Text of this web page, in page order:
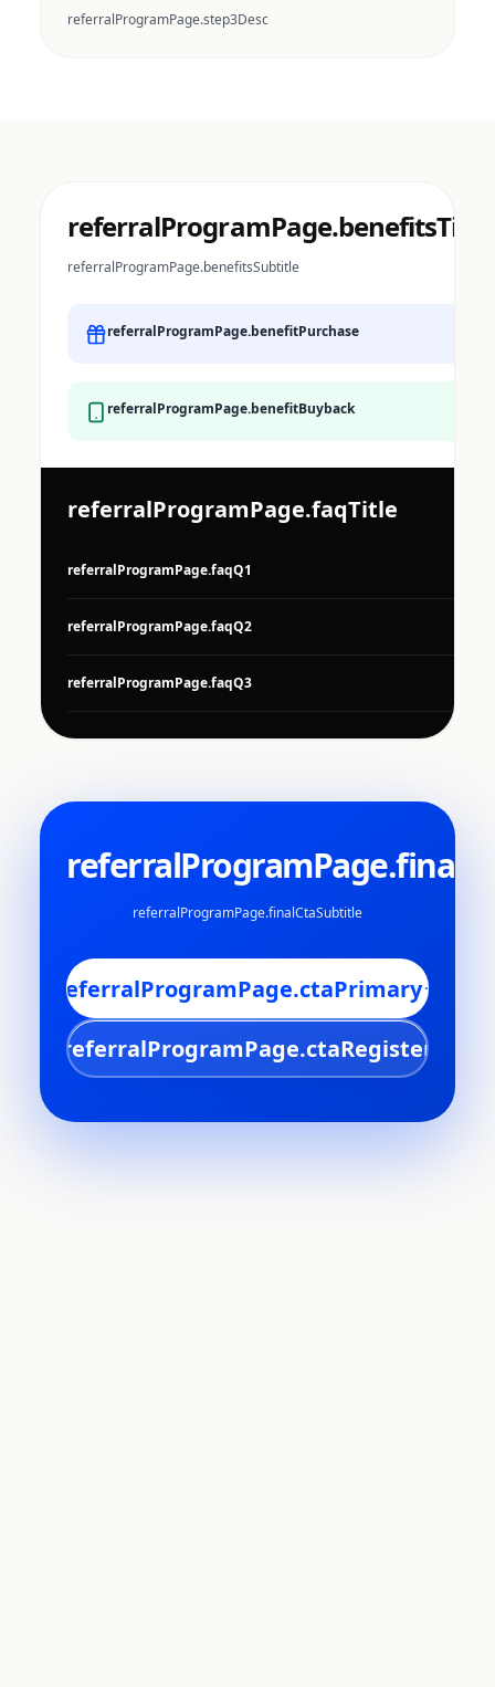
referralProgramPage.step3Desc
referralProgramPage.benefitsTitle
referralProgramPage.benefitsSubtitle
referralProgramPage.benefitPurchase
referralProgramPage.benefitBuyback
referralProgramPage.faqTitle
referralProgramPage.faqQ1
referralProgramPage.faqQ2
referralProgramPage.faqQ3
referralProgramPage.finalCtaSubtitle
referralProgramPage.ctaPrimary
referralProgramPage.ctaRegister